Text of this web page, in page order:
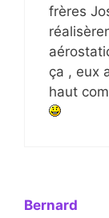
frères
ça , eux
haut
Bernard